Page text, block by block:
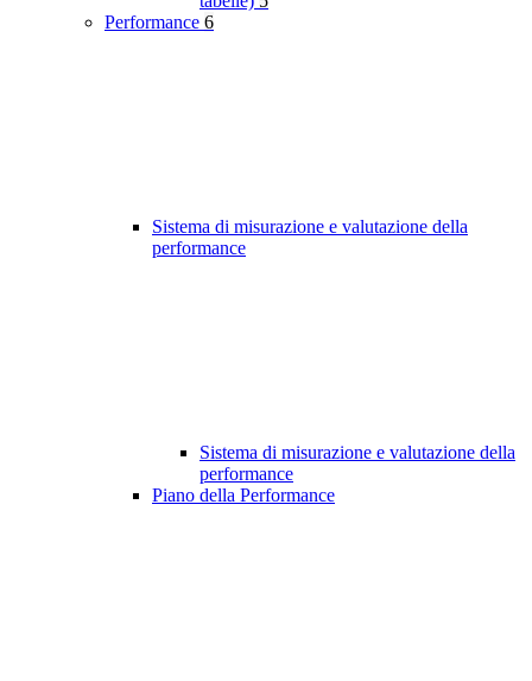
Performance 6
Sistema di misurazione e valutazione della
performance
Sistema di misurazione e valutazione della
performance
Piano della Performance